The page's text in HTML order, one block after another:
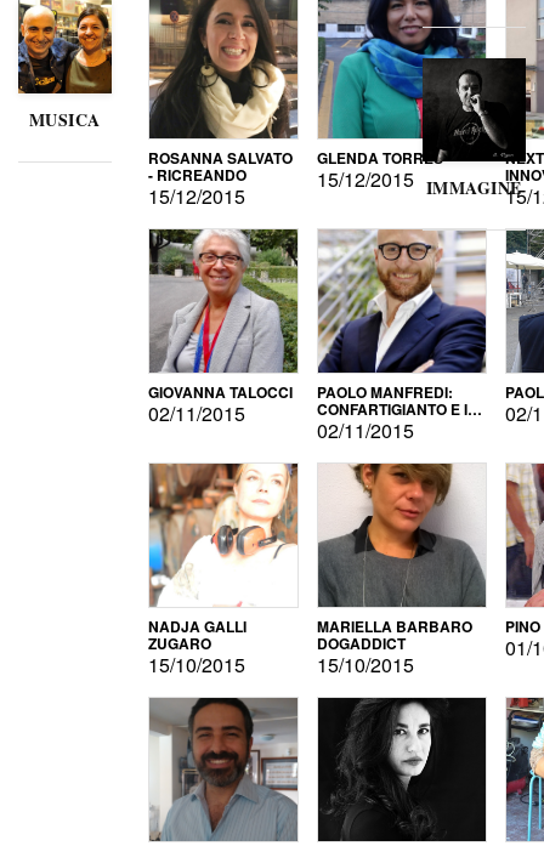
MUSICA
ROSANNA SALVATO
- RICREANDO
15/12/2015
GLENDA TORRES
15/12/2015
15/
GIOVANNA TALOCCI
02/11/2015
PAOLO MANFREDI:
CONFARTIGIANTO E IL
SONDAGGIO
02/11/2015
02/
NADJA GALLI
ZUGARO
15/10/2015
MARIELLA BARBARO
DOGADDICT
15/10/2015
01/
IMMAGINE